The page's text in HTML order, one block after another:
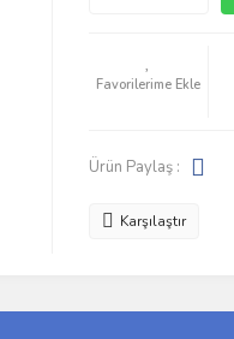
Ürün Paylaş :
Karşılaştır